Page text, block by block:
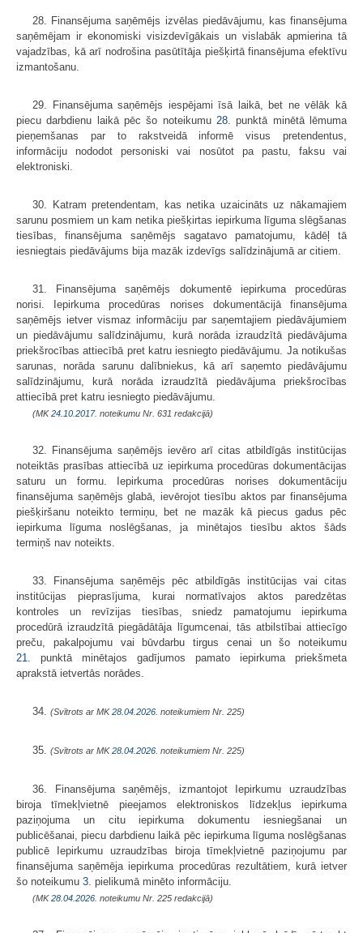
28. Finansējuma saņēmējs izvēlas piedāvājumu, kas finansējuma
saņēmējam ir ekonomiski visizdevīgākais un vislabāk apmierina tā
vajadzības, kā arī nodrošina pasūtītāja piešķirtā finansējuma efektīvu
izmantošanu.
29. Finansējuma saņēmējs iespējami īsā laikā, bet ne vēlāk kā
piecu darbdienu laikā pēc šo noteikumu 28.
punktā minētā lēmuma
pieņemšanas par to rakstveidā informē visus pretendentus,
informāciju nododot personiski vai nosūtot pa pastu, faksu vai
elektroniski.
30. Katram pretendentam, kas netika uzaicināts uz nākamajiem
sarunu posmiem un kam netika piešķirtas iepirkuma līguma slēgšanas
tiesības, finansējuma saņēmējs sagatavo pamatojumu, kādēļ tā
iesniegtais piedāvājums bija mazāk izdevīgs salīdzinājumā ar citiem.
31. Finansējuma saņēmējs dokumentē iepirkuma procedūras
norisi. Iepirkuma procedūras norises dokumentācijā finansējuma
saņēmējs ietver vismaz informāciju par saņemtajiem piedāvājumiem
un piedāvājumu salīdzinājumu, kurā norāda izraudzītā piedāvājuma
priekšrocības attiecībā pret katru iesniegto piedāvājumu. Ja notikušas
sarunas, norāda sarunu dalībniekus, kā arī saņemto piedāvājumu
salīdzinājumu, kurā norāda izraudzītā piedāvājuma priekšrocības
attiecībā pret katru iesniegto piedāvājumu.
(MK24.10.2017. noteikumu Nr. 631 redakcijā)
32. Finansējuma saņēmējs ievēro arī citas atbildīgās institūcijas
noteiktās prasības attiecībā uz iepirkuma procedūras dokumentācijas
saturu un formu. Iepirkuma procedūras norises dokumentāciju
finansējuma saņēmējs glabā, ievērojot tiesību aktos par finansējuma
piešķiršanu noteikto termiņu, bet ne mazāk kā piecus gadus pēc
iepirkuma līguma noslēgšanas, ja minētajos tiesību aktos šāds
termiņš nav noteikts.
33. Finansējuma saņēmējs pēc atbildīgās institūcijas vai citas
institūcijas pieprasījuma, kurai normatīvajos aktos paredzētas
kontroles un revīzijas tiesības, sniedz pamatojumu iepirkuma
procedūrā izraudzītā piegādātāja līgumcenai, tās atbilstībai attiecīgo
preču, pakalpojumu vai būvdarbu tirgus cenai un šo noteikumu
21.
punktā minētajos gadījumos pamato iepirkuma priekšmeta
aprakstā ietvertās norādes.
34. (Svītrots ar MK28.04.2026. noteikumiem Nr. 225)
35. (Svītrots ar MK28.04.2026. noteikumiem Nr. 225)
36. Finansējuma saņēmējs, izmantojot Iepirkumu uzraudzības
biroja tīmekļvietnē pieejamos elektroniskos līdzekļus iepirkuma
paziņojuma un citu iepirkuma dokumentu iesniegšanai un
publicēšanai, piecu darbdienu laikā pēc iepirkuma līguma noslēgšanas
publicē Iepirkumu uzraudzības biroja tīmekļvietnē paziņojumu par
finansējuma saņēmēja iepirkuma procedūras rezultātiem, kurā ietver
šo noteikumu 3. pielikumā minēto informāciju.
(MK28.04.2026. noteikumu Nr. 225 redakcijā)